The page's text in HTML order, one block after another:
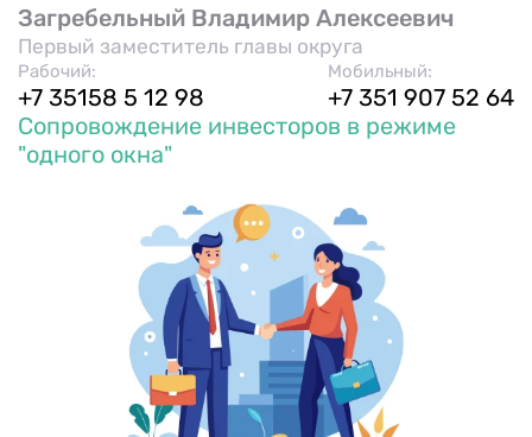
Загребельный Владимир Алексеевич
Первый заместитель главы округа
Рабочий:
+7 35158 5 12 98
Мобильный:
+7 351 907 52 64
Сопровождение инвесторов в режиме
"одного окна"